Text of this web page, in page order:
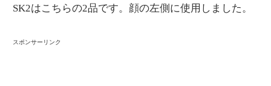
SK2はこちらの2品です。顔の左側に使用しました。
スポンサーリンク